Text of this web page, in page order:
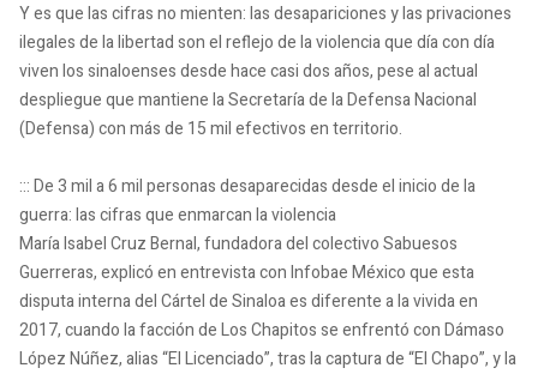
Y es que las cifras no mienten: las desapariciones y las privaciones
ilegales de la libertad son el reflejo de la violencia que día con día
viven los sinaloenses desde hace casi dos años, pese al actual
despliegue que mantiene la Secretaría de la Defensa Nacional
(Defensa) con más de 15 mil efectivos en territorio.
::: De 3 mil a 6 mil personas desaparecidas desde el inicio de la
guerra: las cifras que enmarcan la violencia
María Isabel Cruz Bernal, fundadora del colectivo Sabuesos
Guerreras, explicó en entrevista con Infobae México que esta
disputa interna del Cártel de Sinaloa es diferente a la vivida en
2017, cuando la facción de Los Chapitos se enfrentó con Dámaso
López Núñez, alias “El Licenciado”, tras la captura de “El Chapo”, y la